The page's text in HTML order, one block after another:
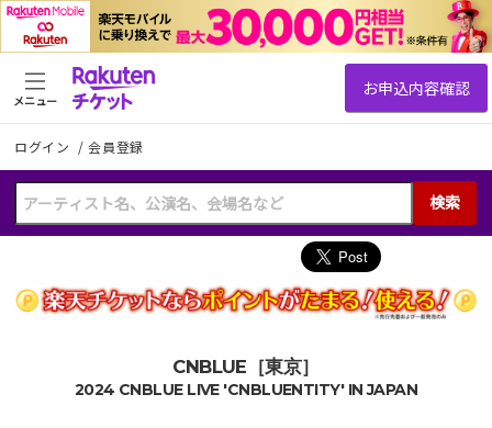
ログイン /会員登録
検索
メニュー
CNBLUE［東京］
2024 CNBLUE LIVE 'CNBLUENTITY' IN JAPAN